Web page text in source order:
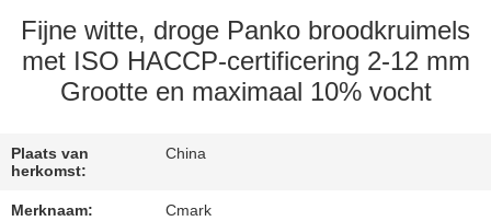
KWALITEITSCONTROLE
NEEM
MET
ONS
Fijne witte, droge Panko broodkruimels
met ISO HACCP-certificering 2-12 mm
Grootte en maximaal 10% vocht
Plaats van
herkomst:
China
Merknaam: Cmark